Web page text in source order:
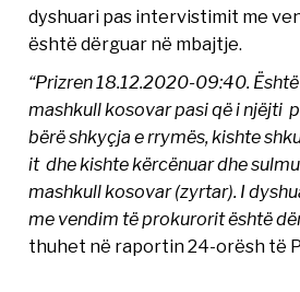
dyshuari pas intervistimit me
është dërguar në mbajtje.
“Prizren 18.12.2020-09:40.
mashkull kosovar pasi që i njëjti
bërë shkyçja e rrymës, kishte
it dhe kishte kërcënuar dhe
mashkull kosovar (zyrtar). I
me vendim të prokurorit është
thuhet në raportin 24-orësh të